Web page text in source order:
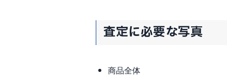
査定に必要な写真
商品全体